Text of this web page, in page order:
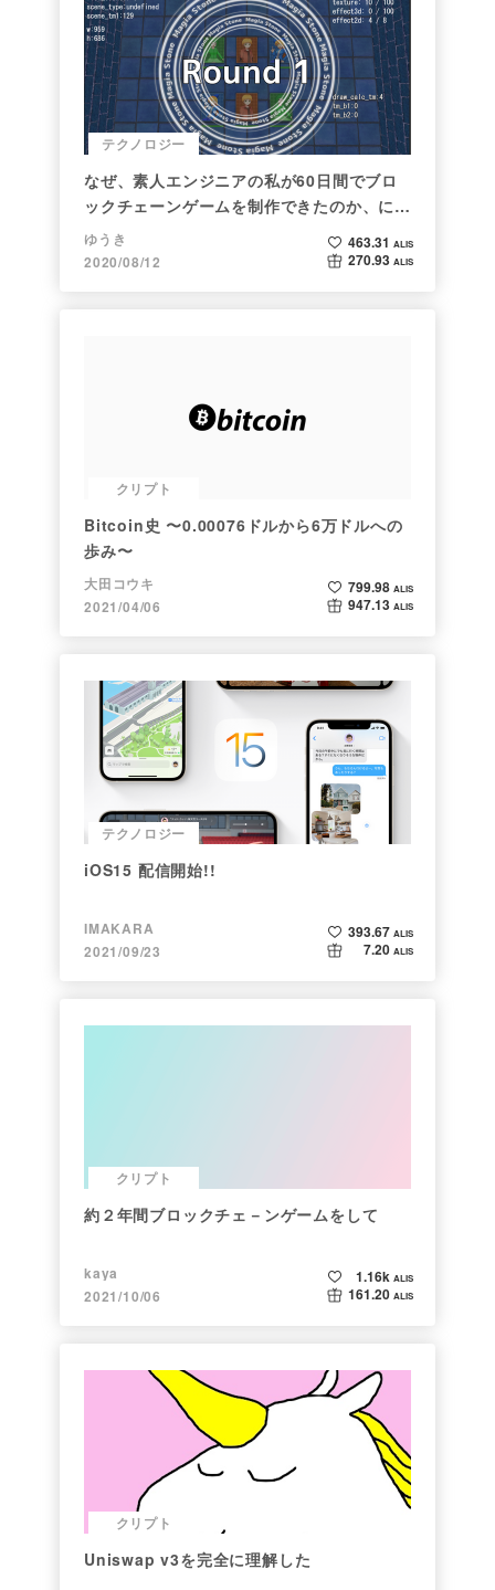
テクノロジー
なぜ、素人エンジニアの私が60日間でブロ
ックチェーンゲームを制作できたのか、につ
いて語ってみた
ゆうき
2020/08/12
463.31 ALIS
270.93 ALIS
クリプト
Bitcoin史 〜0.00076ドルから6万ドルへの
歩み〜
大田コウキ
2021/04/06
799.98 ALIS
947.13 ALIS
テクノロジー
iOS15 配信開始!!
IMAKARA
2021/09/23
393.67 ALIS
7.20 ALIS
クリプト
約２年間ブロックチェ－ンゲームをして
kaya
2021/10/06
1.16k ALIS
161.20 ALIS
クリプト
Uniswap v3を完全に理解した